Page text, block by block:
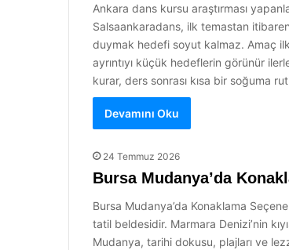
Ankara dans kursu araştırması
Salsaankaradans, ilk temastan
duymak hedefi soyut kalmaz. Amaç
ayrıntıyı küçük hedeflerin görünür
kurar, ders sonrası kısa bir soğuma
Devamını Oku
24 Temmuz 2026
Bursa Mudanya’da
Bursa Mudanya’da Konaklama
tatil beldesidir. Marmara Denizi’nin
Mudanya, tarihi dokusu, plajları ve